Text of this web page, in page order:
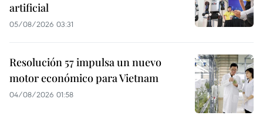
artificial
05/08/2026 03:31
Resolución 57 impulsa un nuevo
motor económico para Vietnam
04/08/2026 01:58